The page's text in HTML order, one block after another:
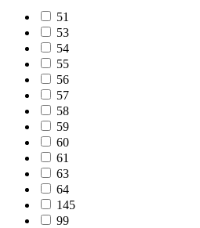
51
53
54
55
56
57
58
59
60
61
63
64
145
99